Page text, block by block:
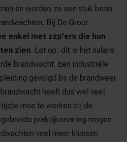
én worden ze een stuk beter
Bij De Groot
enkel met zzp’ers die hun
zien. Let op: dit is het salaris
brandwacht. Een industriële
gevolgd bij de brandweer.
heeft dus wel veel
mee te werken bij de
praktijkervaring mogen
veel meer klussen